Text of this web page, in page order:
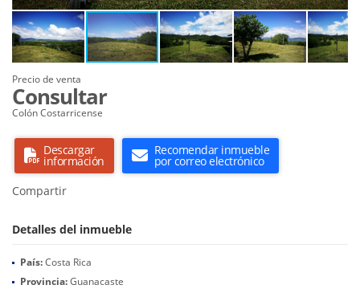
Precio de venta
Consultar
Colón Costarricense
Descargar
información
Recomendar inmueble
por correo electrónico
Compartir
Detalles del inmueble
País:Costa Rica
Provincia:Guanacaste